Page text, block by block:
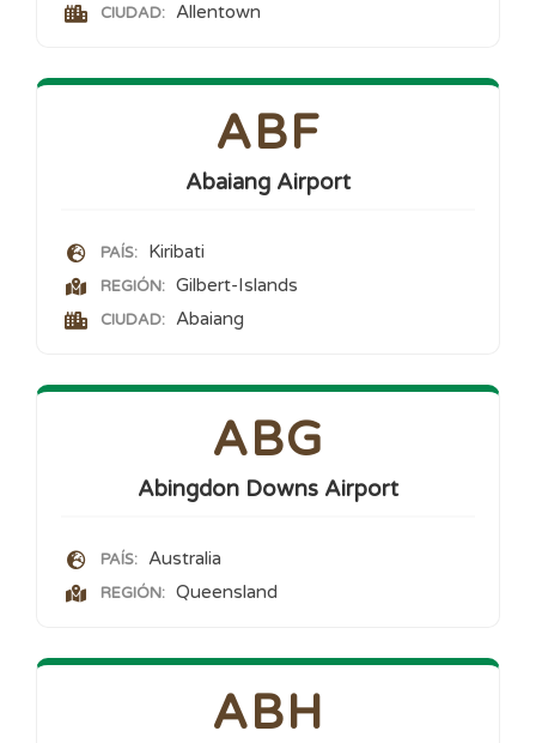
CIUDAD: Allentown
ABF
Abaiang Airport
PAÍS: Kiribati
REGIÓN: Gilbert-Islands
CIUDAD: Abaiang
ABG
Abingdon Downs Airport
PAÍS: Australia
REGIÓN: Queensland
ABH